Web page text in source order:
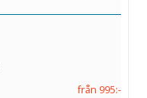
från 995:-